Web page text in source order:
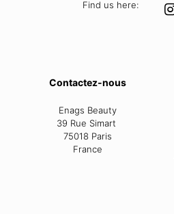
Find us here:
Contactez-nous
Enags Beauty
39 Rue Simart
75018 Paris
France